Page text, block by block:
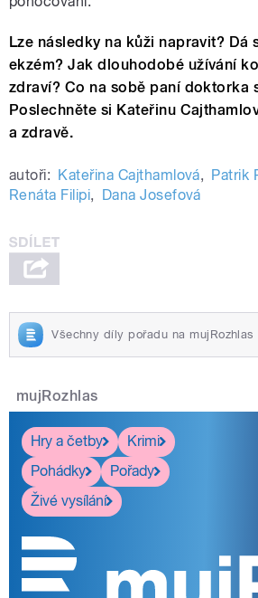
Lze následky na kůži napravit? Dá
ekzém? Jak dlouhodobé užívání
zdraví? Co na sobě paní doktorka
Poslechněte si Kateřinu
a zdravě.
autoři: Kateřina Cajthamlová, Patrik
Renáta Filipi, Dana Josefová
Všechny díly pořadu na mujRozhlas
mujRozhlas
Hry a četby
Krimi
Pohádky
Pořady
Živé vysílání